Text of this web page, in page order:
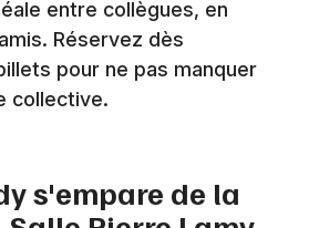
Savoie
entre collègues, en
Réservez dès
pour ne pas manquer
collective.
s'empare de la